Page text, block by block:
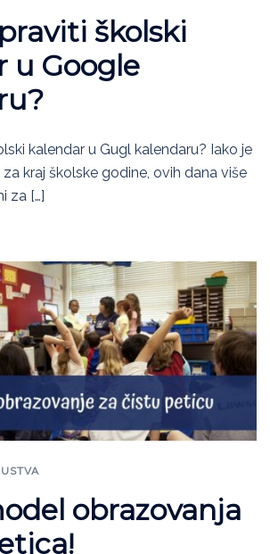
školski
u Google
kalendar u Gugl kalendaru? Iako je
kraj školske godine, ovih dana više
za […]
obrazovanja